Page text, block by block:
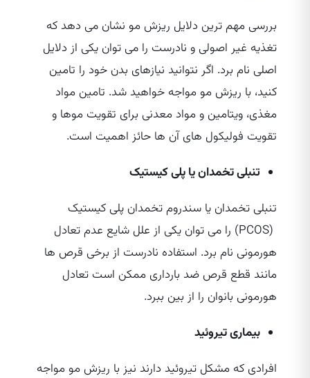
بررسی مهم‌ ترین دلایل ریزش مو نشان می‌ دهد که
تغذیه غیر اصولی و نادرست را می‌ توان یکی از دلایل
اصلی نام برد. اگر نتوانید نیازهای بدن خود را تامین
کنید، با ریزش مو مواجه خواهید شد. تامین مواد
مغذی، ویتامین و مواد معدنی برای تقویت موها و
تقویت فولیکول‌ های آن ها حائز اهمیت است.
تنبلی تخمدان یا پلی کیستیک
تنبلی تخمدان یا سندروم تخمدان پلی کیستیک
(PCOS) را می‌ توان یکی از علل شایع عدم تعادل
هورمونی نام برد. استفاده نادرست از برخی قرص‌ ها
مانند قطع قرص ضد بارداری ممکن است تعادل
هورمونی بانوان را از بین ببرد.
بیماری تیروئید
افرادی که مشکل تیروئید دارند نیز با ریزش مو مواجه